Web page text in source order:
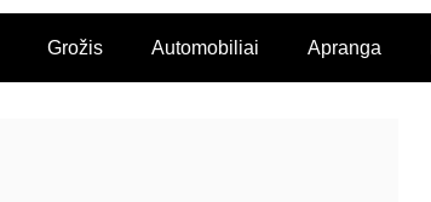
Grožis Automobiliai Apranga